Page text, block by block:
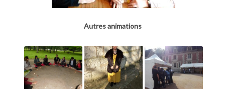
Autres animations